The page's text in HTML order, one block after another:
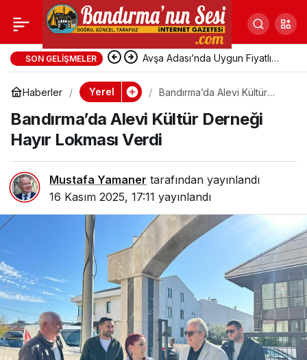
SON GELIŞMELER Avşa Adası’nda Uygun Fiyatlı
Haberler Yerel
Bandırma’da Alevi Kültür
Bandırma’da Alevi Kültür Derneği
Hayır Lokması Verdi
Mustafa Yamaner tarafından yayınlandı
16 Kasım 2025, 17:11 yayınlandı
Bandırmasporlu
Futbolcular Milli
Takımlarıyla Göz
Doldurdu
Paylaş